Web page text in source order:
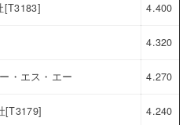
[T3183] 4.400
4.320
・エス・エー 4.270
[T3179] 4.240